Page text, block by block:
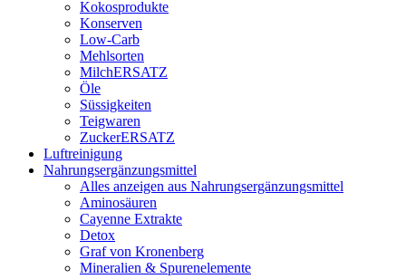
Kokosprodukte
Konserven
Low-Carb
Mehlsorten
MilchERSATZ
Öle
Süssigkeiten
Teigwaren
ZuckerERSATZ
Luftreinigung
Nahrungsergänzungsmittel
Alles anzeigen aus Nahrungsergänzungsmittel
Aminosäuren
Cayenne Extrakte
Detox
Graf von Kronenberg
Mineralien & Spurenelemente